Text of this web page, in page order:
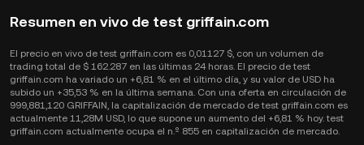
Resumen en vivo de test griffain.com
El precio en vivo de test griffain.com es 0,01127 $, con un volumen de
trading total de $ 162.287 en las últimas 24 horas. El precio de test
griffain.com ha variado un +6,81 % en el último día, y su valor de USD ha
subido un +35,53 % en la última semana. Con una oferta en circulación de
999,881,120 GRIFFAIN, la capitalización de mercado de test griffain.com es
actualmente 11,28M USD, lo que supone un aumento del +6,81 % hoy. test
griffain.com actualmente ocupa el n.º 855 en capitalización de mercado.